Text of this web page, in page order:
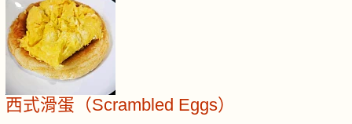
西式滑蛋（Scrambled Eggs）